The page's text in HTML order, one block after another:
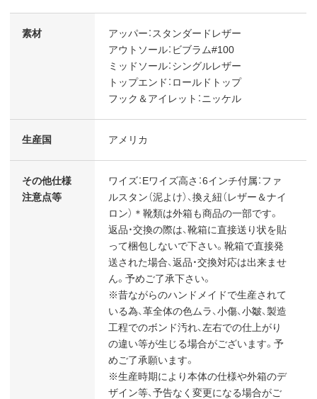
素材
アッパー：スタンダードレザー
アウトソール：ビブラム#100
ミッドソール：シングルレザー
トップエンド：ロールドトップ
フック＆アイレット：ニッケル
生産国 アメリカ
その他仕様
注意点等
ワイズ：Eワイズ高さ：6インチ付属：ファ
ルスタン（泥よけ）、換え紐（レザー＆ナイ
ロン）＊靴類は外箱も商品の一部です。
返品・交換の際は、靴箱に直接送り状を貼
って梱包しないで下さい。靴箱で直接発
送された場合、返品・交換対応は出来ませ
ん。予めご了承下さい。
※昔ながらのハンドメイドで生産されて
いる為、革全体の色ムラ、小傷、小皺、製造
工程でのボンド汚れ、左右での仕上がり
の違い等が生じる場合がございます。予
めご了承願います。
※生産時期により本体の仕様や外箱のデ
ザイン等、予告なく変更になる場合がご